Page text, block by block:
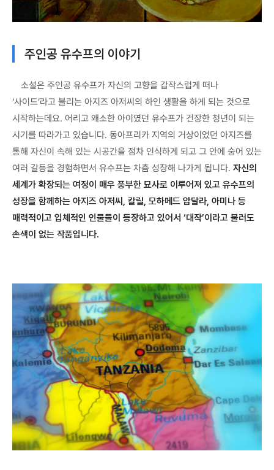
주인공 유수프의 이야기
소설은 주인공 유수프가 자신의 고향을 갑작스럽게 떠나
‘사이드’라고 불리는 아지즈 아저씨의 하인 생활을 하게 되는 것으로
시작하는데요. 어리고 왜소한 아이였던 유수프가 건장한 청년이 되는
시기를 따라가고 있습니다. 동아프리카 지역의 거상이었던 아지즈를
통해 자신이 속해 있는 시공간을 점차 인식하게 되고 그 안에 숨어 있는
여러 갈등을 경험하면서 유수프는 차츰 성장해 나가게 됩니다. 자신의
세계가 확장되는 여정이 매우 풍부한 묘사로 이루어져 있고 유수프의
성장을 함께하는 아지즈 아저씨, 칼릴, 모하메드 압달라, 아미나 등
매력적이고 입체적인 인물들이 등장하고 있어서 ‘대작’이라고 불러도
손색이 없는 작품입니다.